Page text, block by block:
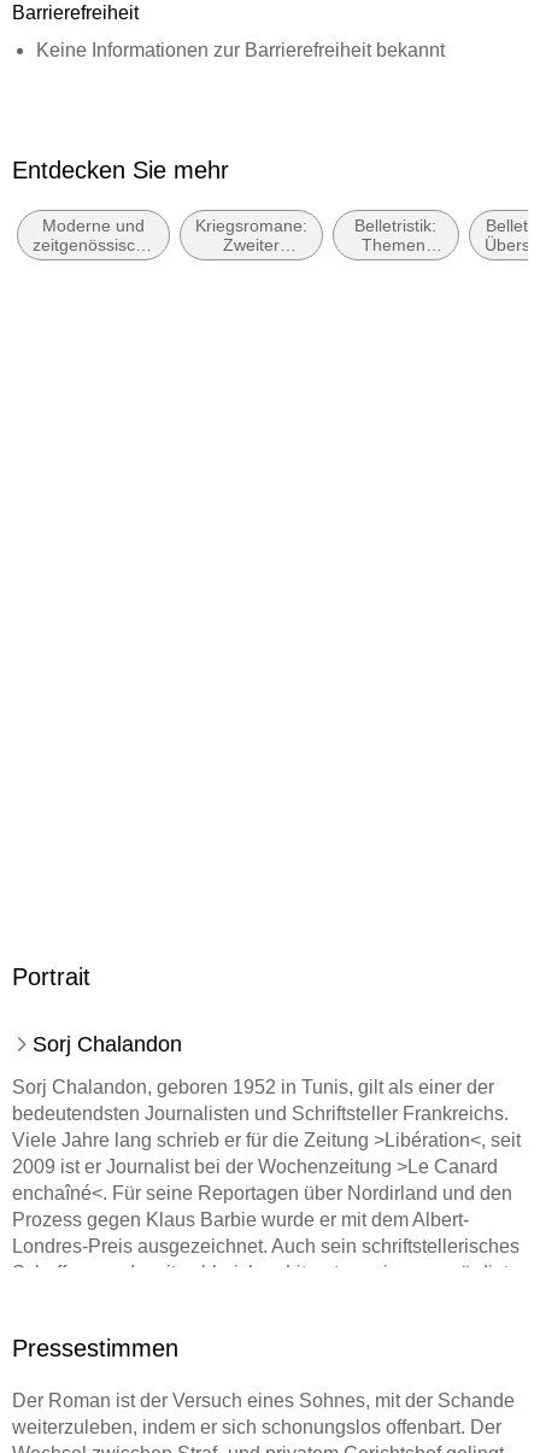
0,71 MB
Übersetzung
Verlag/Hersteller
dtv Digital
Barrierefreiheit
Keine Informationen zur Barrierefreiheit bekannt
Entdecken Sie mehr
Moderne und
zeitgenössische
Belletristik:
Kriegsromane:
Zweiter
Weltkrieg
Belletristik:
Themen,
Stoffe,
Portrait
Sorj Chalandon
Sorj Chalandon, geboren 1952 in Tunis, gilt als einer der
bedeutendsten Journalisten und Schriftsteller Frankreichs.
Viele Jahre lang schrieb er für die Zeitung >Libération<, seit
2009 ist er Journalist bei der Wochenzeitung >Le Canard
enchaîné<. Für seine Reportagen über Nordirland und den
Prozess gegen Klaus Barbie wurde er mit dem Albert-
Londres-Preis ausgezeichnet. Auch sein schriftstellerisches
Schaffen wurde mit zahlreichen Literaturpreisen gewürdigt,
Pressestimmen
Der Roman ist der Versuch eines Sohnes, mit der Schande
weiterzuleben, indem er sich schonungslos offenbart. Der